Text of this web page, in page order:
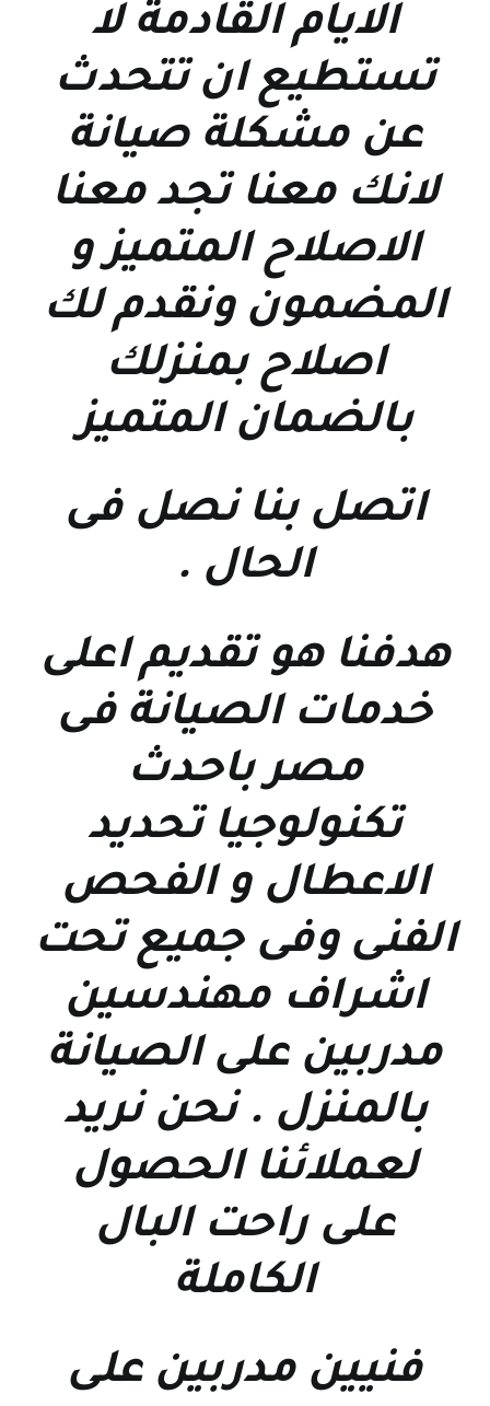
الايام القادمة لا
تستطيع ان تتحدث
عن مشكلة صيانة
لانك معنا تجد معنا
الاصلاح المتميز و
المضمون ونقدم لك
اصلاح بمنزلك
بالضمان المتميز
اتصل بنا نصل فى
الحال .
هدفنا هو تقديم اعلى
خدمات الصيانة فى
مصر باحدث
تكنولوجيا تحديد
الاعطال و الفحص
الفنى وفى جميع تحت
اشراف مهندسين
مدربين على الصيانة
بالمنزل . نحن نريد
لعملائنا الحصول
على راحت البال
الكاملة
فنيين مدربين على